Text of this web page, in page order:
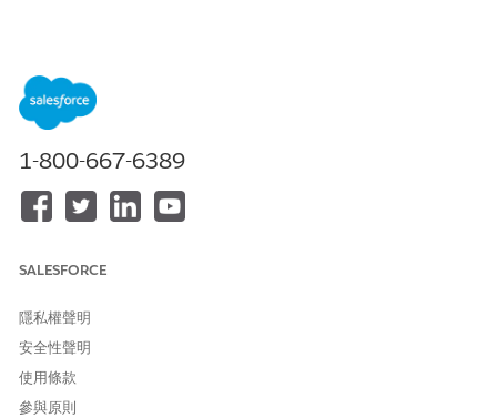
員工建立票證後,他們通常無法看見其狀態,導致手動檢查更新不必要
的工作。同樣地,履行者必須手動檢查指列,或依賴非同步管道 (例如
電子郵件) 來掌握新指派,這會使其對重要問題的回應延遲,並造成流
解決方案
Slack 中的通知會建立輕鬆且雙向的通訊管道,以針對員工和履行者
員工會自動保持在迴圈中。在與同事通訊的相同位置,他們會收
1-800-667-6389
SALESFORCE
隱私權聲明
安全性聲明
使用條款
參與原則